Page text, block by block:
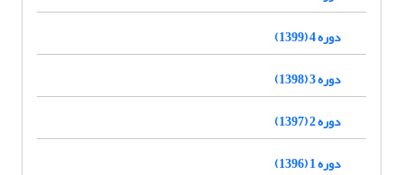
دوره 4 (1399)
دوره 3 (1398)
دوره 2 (1397)
دوره 1 (1396)